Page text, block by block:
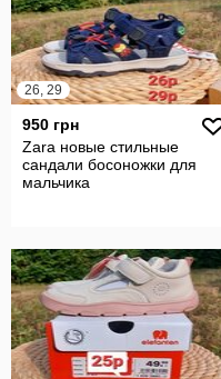
26, 29
950 грн
Zara новые стильные
сандали босоножки для
мальчика